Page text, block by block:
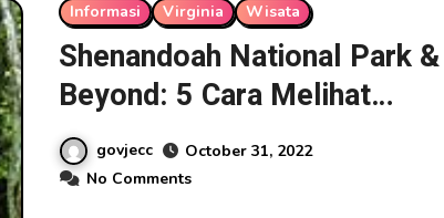
Informasi Virginia Wisata
Shenandoah National Park &
​​Beyond: 5 Cara Melihat
Pegunungan Blue Ridge
govjecc
October 31, 2022
No Comments